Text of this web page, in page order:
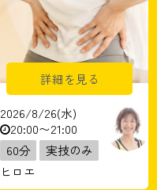
詳細を見る
2026/8/26(水)
20:00〜21:00
60分
実技のみ
ヒロエ